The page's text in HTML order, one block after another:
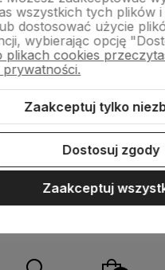
Shoper.pl Szablon
wszystkich tych plików
dostosować użycie
wybierając opcję
plikach cookies
prywatności.
Zaakceptuj tylko
Dostosuj zgody
Zaakceptuj